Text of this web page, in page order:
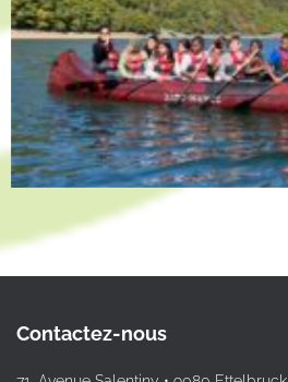
Contactez-nous